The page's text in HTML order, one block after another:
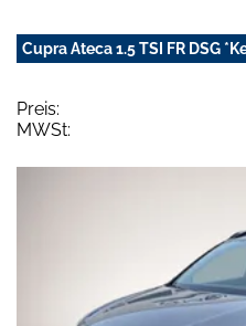
Cupra Ateca 1.5 TSI FR DSG
Preis:
MWSt: